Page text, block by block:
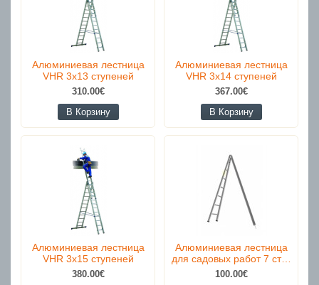
Алюминиевая лестница
VHR 3x13 ступеней
310.00€
В Корзину
Алюминиевая лестница
VHR 3x14 ступеней
367.00€
В Корзину
Алюминиевая лестница
VHR 3x15 ступеней
380.00€
Алюминиевая лестница
для садовых работ 7 ст…
100.00€